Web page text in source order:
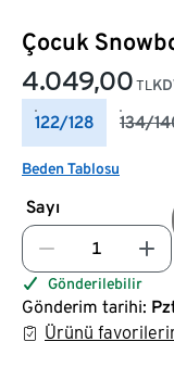
Çocuk
4.049,00 TL
122/128 134/
Beden Tablosu
Sayı
Gönderilebilir
Gönderim tarihi:
Ürünü